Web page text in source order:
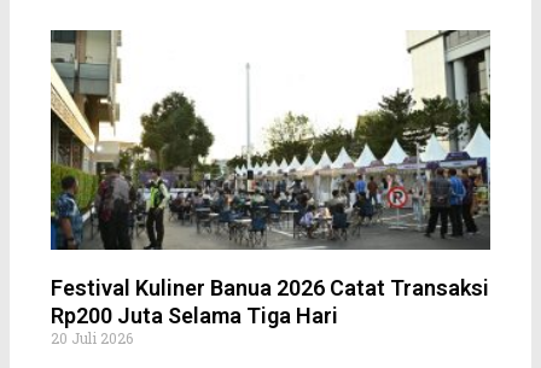
Festival Kuliner Banua 2026 Catat Transaksi
Rp200 Juta Selama Tiga Hari
20 Juli 2026